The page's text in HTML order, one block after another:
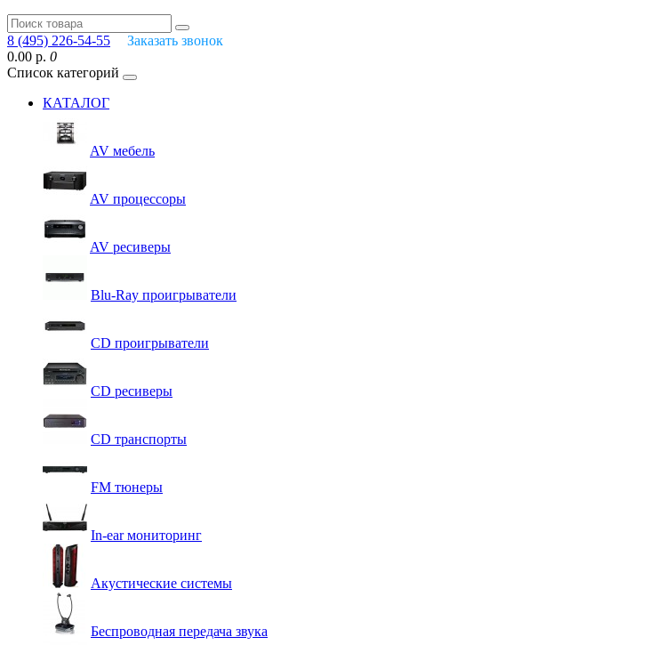
8 (495) 226-54-55
Заказать звонок
0.00 р. 0
Список категорий
КАТАЛОГ
AV мебель
AV процессоры
AV ресиверы
Blu-Ray проигрыватели
CD проигрыватели
CD ресиверы
CD транспорты
FM тюнеры
In-ear мониторинг
Акустические системы
Беспроводная передача звука